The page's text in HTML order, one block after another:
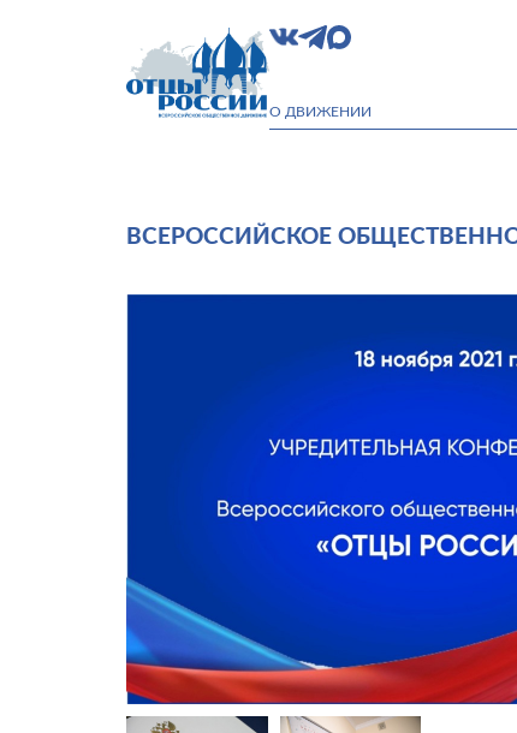
О ДВИЖЕНИИ
ВСЕРОССИЙСКОЕ